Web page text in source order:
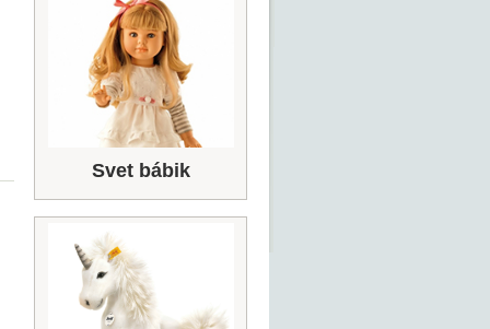
Svet bábik